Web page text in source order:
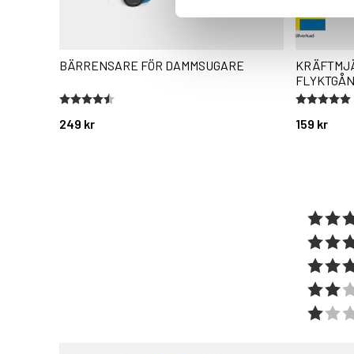
BÄRRENSARE FÖR DAMMSUGARE
249 kr
Betyg:
4.7 utav 5 stjärnor
159 kr
Betyg:
5.0 utav 5